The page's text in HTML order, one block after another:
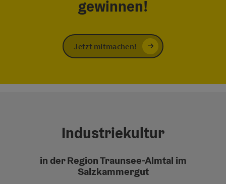
gewinnen!
Jetzt mitmachen!
Industriekultur
in der Region Traunsee-Almtal im
Salzkammergut